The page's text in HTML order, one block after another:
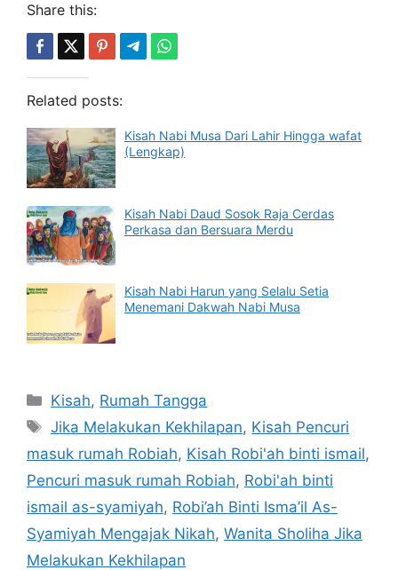
Share this:
Related posts:
Kisah Nabi Musa Dari Lahir Hingga wafat
(Lengkap)
Kisah Nabi Daud Sosok Raja Cerdas
Perkasa dan Bersuara Merdu
Kisah Nabi Harun yang Selalu Setia
Menemani Dakwah Nabi Musa
Categories
Kisah, Rumah Tangga
Tags
Jika Melakukan Kekhilapan, Kisah Pencuri
masuk rumah Robiah, Kisah Robi'ah binti ismail,
Pencuri masuk rumah Robiah, Robi'ah binti
ismail as-syamiyah, Robi’ah Binti Isma’il As-
Syamiyah Mengajak Nikah, Wanita Sholiha Jika
Melakukan Kekhilapan